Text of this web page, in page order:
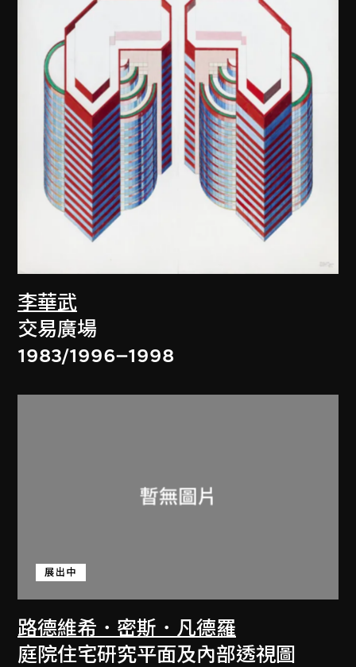
李華武
交易廣場
1983/1996–1998
路德維希．密斯．凡德羅
展出中
庭院住宅研究平面及內部透視圖